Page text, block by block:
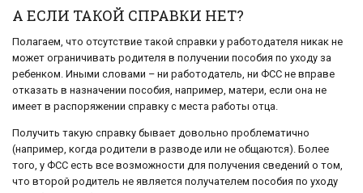
А ЕСЛИ ТАКОЙ СПРАВКИ НЕТ?
Полагаем, что отсутствие такой справки у работодателя никак не
может ограничивать родителя в получении пособия по уходу за
ребенком. Иными словами – ни работодатель, ни ФСС не вправе
отказать в назначении пособия, например, матери, если она не
имеет в распоряжении справку с места работы отца.
Получить такую справку бывает довольно проблематично
(например, когда родители в разводе или не общаются). Более
того, у ФСС есть все возможности для получения сведений о том,
что второй родитель не является получателем пособия по уходу